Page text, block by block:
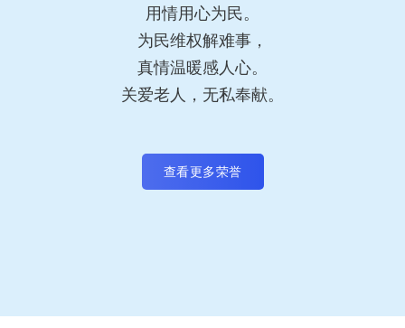
用情用心为民。
为民维权解难事，
真情温暖感人心。
关爱老人，无私奉献。
查看更多荣誉